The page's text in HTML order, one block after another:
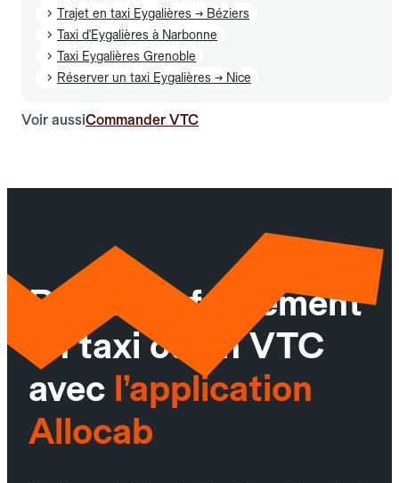
Trajet en taxi Eygalières → Béziers
Taxi d'Eygalières à Narbonne
Taxi Eygalières Grenoble
Réserver un taxi Eygalières → Nice
Voir aussiCommander VTC
Réservez facilement
un taxi ou un VTC
avec l’application
Allocab